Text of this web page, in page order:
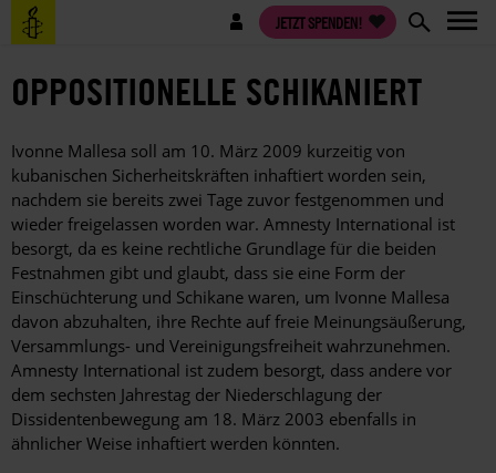
Direkt
zum
Benutzermenü JETZT SPENDEN!
OPPOSITIONELLE SCHIKANIERT
Ivonne Mallesa soll am 10. März 2009 kurzeitig von
kubanischen Sicherheitskräften inhaftiert worden sein,
nachdem sie bereits zwei Tage zuvor festgenommen und
wieder freigelassen worden war. Amnesty International ist
besorgt, da es keine rechtliche Grundlage für die beiden
Festnahmen gibt und glaubt, dass sie eine Form der
Einschüchterung und Schikane waren, um Ivonne Mallesa
davon abzuhalten, ihre Rechte auf freie Meinungsäußerung,
Versammlungs- und Vereinigungsfreiheit wahrzunehmen.
Amnesty International ist zudem besorgt, dass andere vor
dem sechsten Jahrestag der Niederschlagung der
Dissidentenbewegung am 18. März 2003 ebenfalls in
ähnlicher Weise inhaftiert werden könnten.